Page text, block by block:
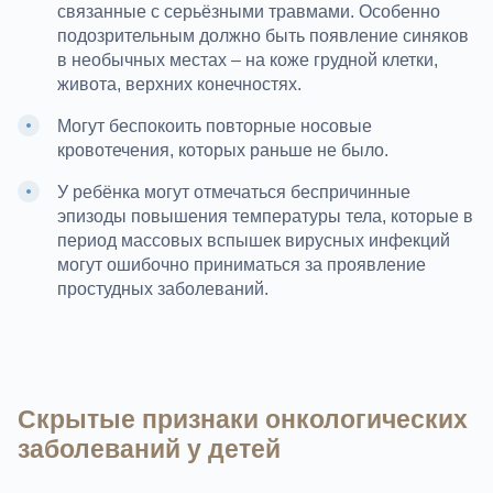
связанные с серьёзными травмами. Особенно
подозрительным должно быть появление синяков
в необычных местах – на коже грудной клетки,
живота, верхних конечностях.
Могут беспокоить повторные носовые
кровотечения, которых раньше не было.
У ребёнка могут отмечаться беспричинные
эпизоды повышения температуры тела, которые в
период массовых вспышек вирусных инфекций
могут ошибочно приниматься за проявление
простудных заболеваний.
Скрытые признаки онкологических
заболеваний у детей